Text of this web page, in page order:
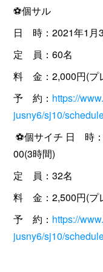
⚽️個サル
日 時：2021年1月
定 員：60名
料 金：2,000円(プ
予 約： https://
jusny6/sj10/
⚽️個サイチ 日 時
00(3時間)
定 員：32名
料 金：2,500円(プ
予 約： https://
jusny6/sj10/